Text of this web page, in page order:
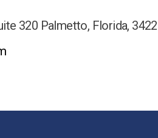
320 Palmetto, Florida,